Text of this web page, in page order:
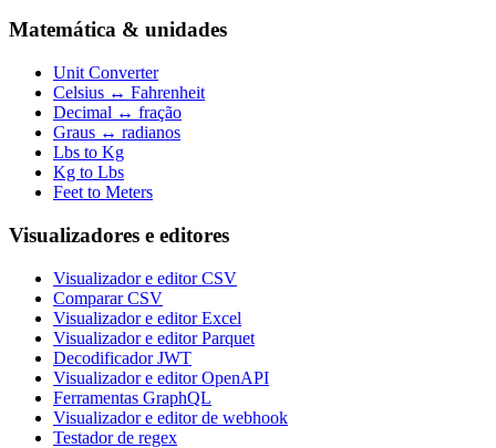
Matemática & unidades
Unit Converter
Celsius ↔ Fahrenheit
Decimal ↔ fração
Graus ↔ radianos
Lbs to Kg
Kg to Lbs
Feet to Meters
Visualizadores e editores
Visualizador e editor CSV
Comparar CSV
Visualizador e editor Excel
Visualizador e editor Parquet
Decodificador JWT
Visualizador e editor OpenAPI
Ferramentas GraphQL
Visualizador e editor de webhook
Testador de regex